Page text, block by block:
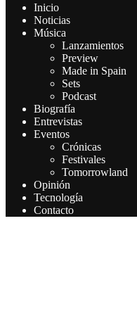
Inicio
Noticias
Música
Lanzamientos
Preview
Made in Spain
Sets
Podcast
Biografía
Entrevistas
Eventos
Crónicas
Festivales
Tomorrowland
Opinión
Tecnología
Contacto